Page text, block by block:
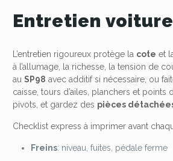
Entretien
L’entretien rigoureux protège la cote et
à l’allumage, la richesse, la tension de
auSP98 avec additif si nécessaire, ou
caisse, tours d’ailes, planchers et
pivots, et gardez des pièces
Checklist express à imprimer avant
Freins: niveau, fuites, pédale ferme